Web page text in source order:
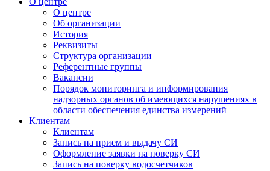
О центре
Об организации
История
Реквизиты
Структура организации
Референтные группы
Вакансии
Порядок мониторинга и информирования
надзорных органов об имеющихся нарушениях в
области обеспечения единства измерений
Клиентам
Клиентам
Запись на прием и выдачу СИ
Оформление заявки на поверку СИ
Запись на поверку водосчетчиков